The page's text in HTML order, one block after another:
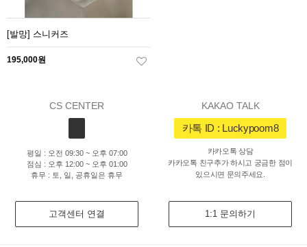
[발망] 스니커즈
195,000원
CS CENTER
평일 : 오전 09:30 ~ 오후 07:00
점심 : 오후 12:00 ~ 오후 01:00
휴무 : 토, 일, 공휴일은 휴무
KAKAO TALK
카톡 ID : Luckypoom8
카카오톡 상담
카카오톡 친구추가 하시고 궁금한 점이
있으시면 문의주세요.
고객센터 연결 1:1 문의하기